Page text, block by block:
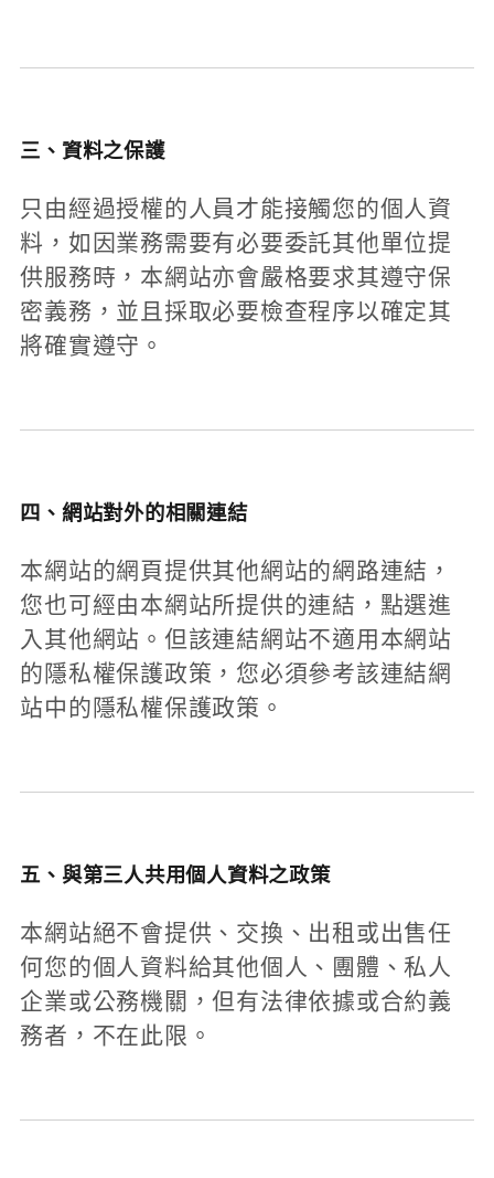
三、資料之保護
只由經過授權的人員才能接觸您的個人資
料，如因業務需要有必要委託其他單位提
供服務時，本網站亦會嚴格要求其遵守保
密義務，並且採取必要檢查程序以確定其
將確實遵守。
四、網站對外的相關連結
本網站的網頁提供其他網站的網路連結，
您也可經由本網站所提供的連結，點選進
入其他網站。但該連結網站不適用本網站
的隱私權保護政策，您必須參考該連結網
站中的隱私權保護政策。
五、與第三人共用個人資料之政策
本網站絕不會提供、交換、出租或出售任
何您的個人資料給其他個人、團體、私人
企業或公務機關，但有法律依據或合約義
務者，不在此限。